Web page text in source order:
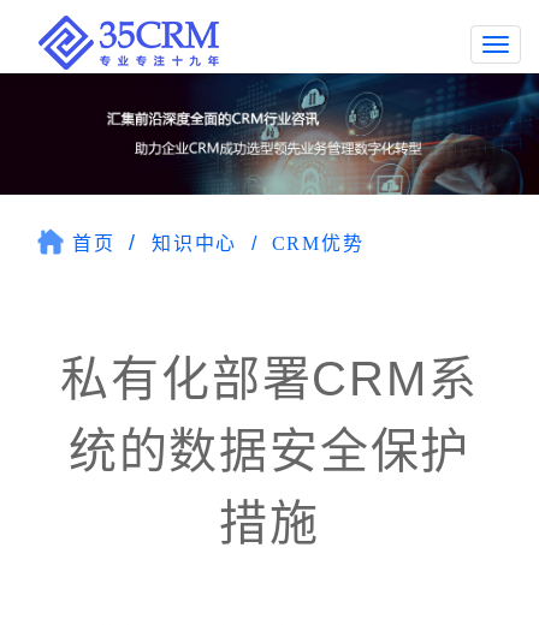
首页 知识中心 CRM优势
私有化部署CRM系
统的数据安全保护
措施